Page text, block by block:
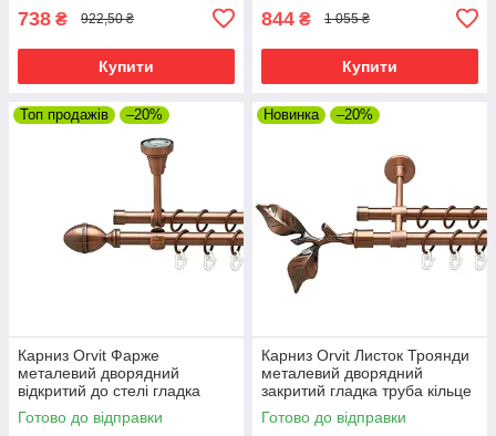
738 ₴ 922,50 ₴
Купити
844 ₴ 1 055 ₴
Купити
Топ продажів –20%
Карниз Orvit Фарже
металевий дворядний
відкритий до стелі гладка
труба кільце металеве Мідь
16\16 мм 120 см (00-
Готово до відправки
Новинка –20%
Карниз Orvit Листок Троянди
металевий дворядний
закритий гладка труба кільце
металеве Мідь 16\16 мм 120
см (00-00019873)
Готово до відправки